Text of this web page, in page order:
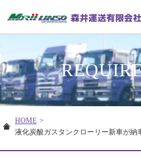
HOME >
液化炭酸ガスタンクローリー新車が納